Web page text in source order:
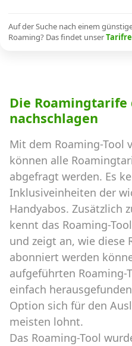
Kombi-Angebote
Aktionen
News
Forum
Über uns
Datenschutz ·AGB Impressum
Auf der Suche nach einem
Roaming? Das findet unser
Die
nachschlagen
Mit dem Roaming-Tool
können alle
abgefragt werden. Es
Inklusiveinheiten der
Handyabos. Zusätzlich
kennt das Roaming-
und zeigt an, wie diese
abonniert werden
aufgeführten Roaming-
einfach
Option sich für den
meisten lohnt.
Das Roaming-Tool